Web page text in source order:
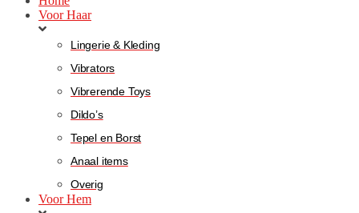
Voor Haar
Lingerie & Kleding
Vibrators
Vibrerende Toys
Dildo’s
Tepel en Borst
Anaal items
Overig
Voor Hem